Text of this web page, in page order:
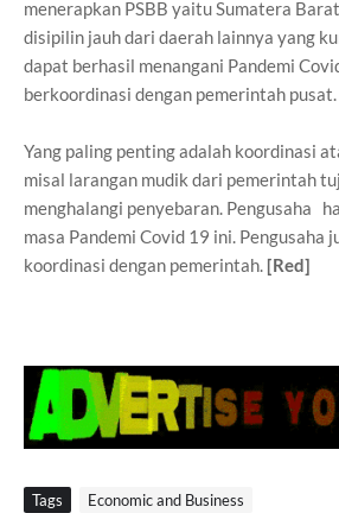
menerapkan PSBB yaitu Sumatera
disipilin jauh dari daerah lainnya yang
dapat berhasil menangani Pandemi
berkoordinasi dengan pemerintah pusat.
Yang paling penting adalah koordinasi
misal larangan mudik dari pemerintah
menghalangi penyebaran. Pengusaha
masa Pandemi Covid 19 ini. Pengusaha
koordinasi dengan pemerintah. [Red]
Tags Economic and Business